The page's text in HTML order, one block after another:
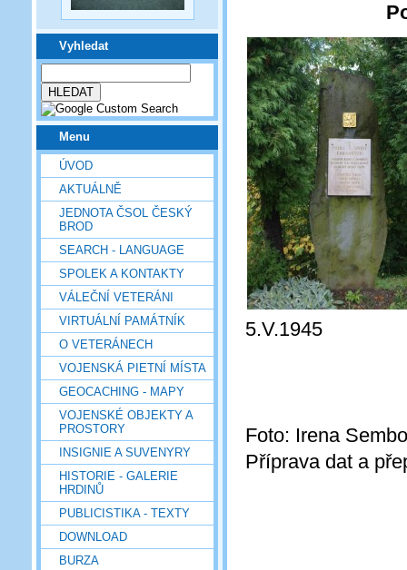
Vyhledat
Menu
ÚVOD
AKTUÁLNĚ
JEDNOTA ČSOL ČESKÝ
BROD
SEARCH - LANGUAGE
SPOLEK A KONTAKTY
VÁLEČNÍ VETERÁNI
VIRTUÁLNÍ PAMÁTNÍK
O VETERÁNECH
VOJENSKÁ PIETNÍ MÍSTA
GEOCACHING - MAPY
VOJENSKÉ OBJEKTY A
PROSTORY
INSIGNIE A SUVENYRY
HISTORIE - GALERIE
HRDINŮ
PUBLICISTIKA - TEXTY
DOWNLOAD
BURZA
5.V.1945
Foto: Irena
Příprava dat a